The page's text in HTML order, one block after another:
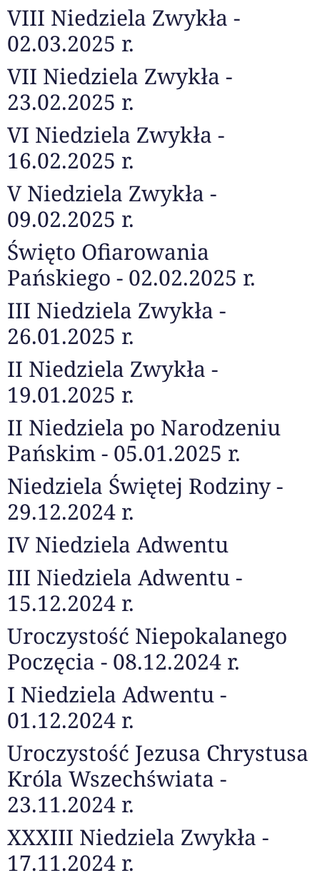
VIII Niedziela Zwykła -
02.03.2025 r.
VII Niedziela Zwykła -
23.02.2025 r.
VI Niedziela Zwykła -
16.02.2025 r.
V Niedziela Zwykła -
09.02.2025 r.
Święto Ofiarowania
Pańskiego - 02.02.2025 r.
III Niedziela Zwykła -
26.01.2025 r.
II Niedziela Zwykła -
19.01.2025 r.
II Niedziela po Narodzeniu
Pańskim - 05.01.2025 r.
Niedziela Świętej Rodziny -
29.12.2024 r.
IV Niedziela Adwentu
III Niedziela Adwentu -
15.12.2024 r.
Uroczystość Niepokalanego
Poczęcia - 08.12.2024 r.
I Niedziela Adwentu -
01.12.2024 r.
Uroczystość Jezusa Chrystusa
Króla Wszechświata -
23.11.2024 r.
XXXIII Niedziela Zwykła -
17.11.2024 r.